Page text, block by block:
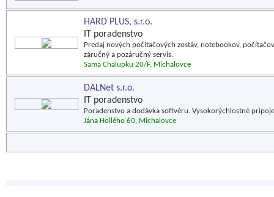
HARD PLUS, s.r.o.
IT poradenstvo
Predaj nových počítačových zostáv, notebookov,
záručný a pozáručný servis.
Sama Chalupku 20/F, Michalovce
DALNet s.r.o.
IT poradenstvo
Poradenstvo a dodávka softvéru. Vysokorýchlostné
Jána Hollého 60, Michalovce